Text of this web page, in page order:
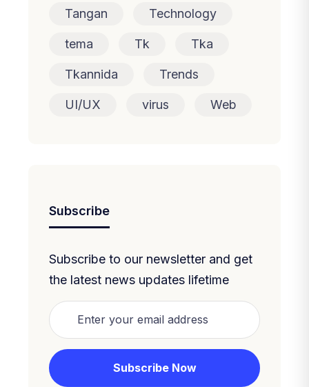
Tangan Technology
tema Tk Tka
Tkannida Trends
UI/UX virus Web
Subscribe
Subscribe to our newsletter and get
the latest news updates lifetime